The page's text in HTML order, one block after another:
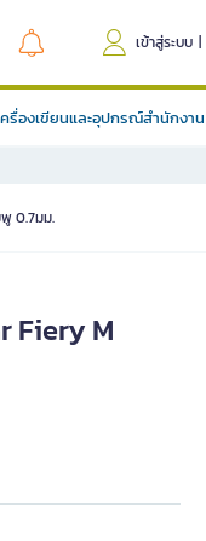
เข้าสู่ระบบ |
ครื่องเขียนและอุปกรณ์สำนักงาน
0.7มม.
Fiery M